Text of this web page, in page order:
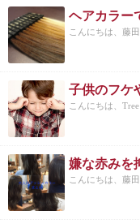
こんにちは、藤
子供のフケ
こんにちは、
こんにちは、藤